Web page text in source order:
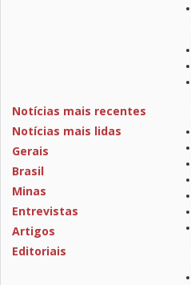
Notícias mais recentes
Notícias mais lidas
Gerais
Brasil
Minas
Entrevistas
Artigos
Editoriais